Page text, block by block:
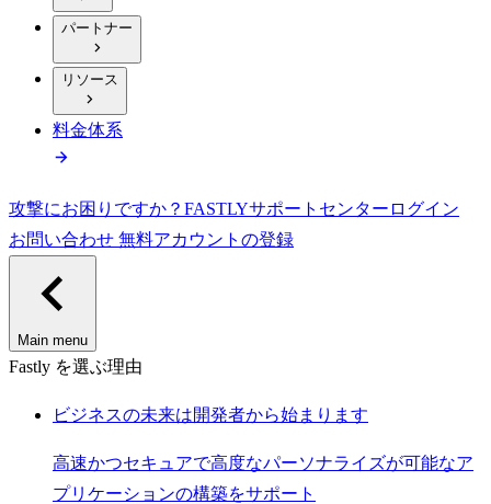
パートナー
リソース
料金体系
攻撃にお困りですか？ FASTLYサポートセンター ログイン
お問い合わせ 無料アカウントの登録
Main menu
Fastly を選ぶ理由
ビジネスの未来は開発者から始まります
高速かつセキュアで高度なパーソナライズが可能なア
プリケーションの構築をサポート